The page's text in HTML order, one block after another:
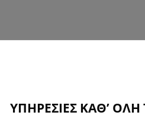
ΥΠΗΡΕΣΙΕΣ ΚΑΘ’ ΟΛΗ